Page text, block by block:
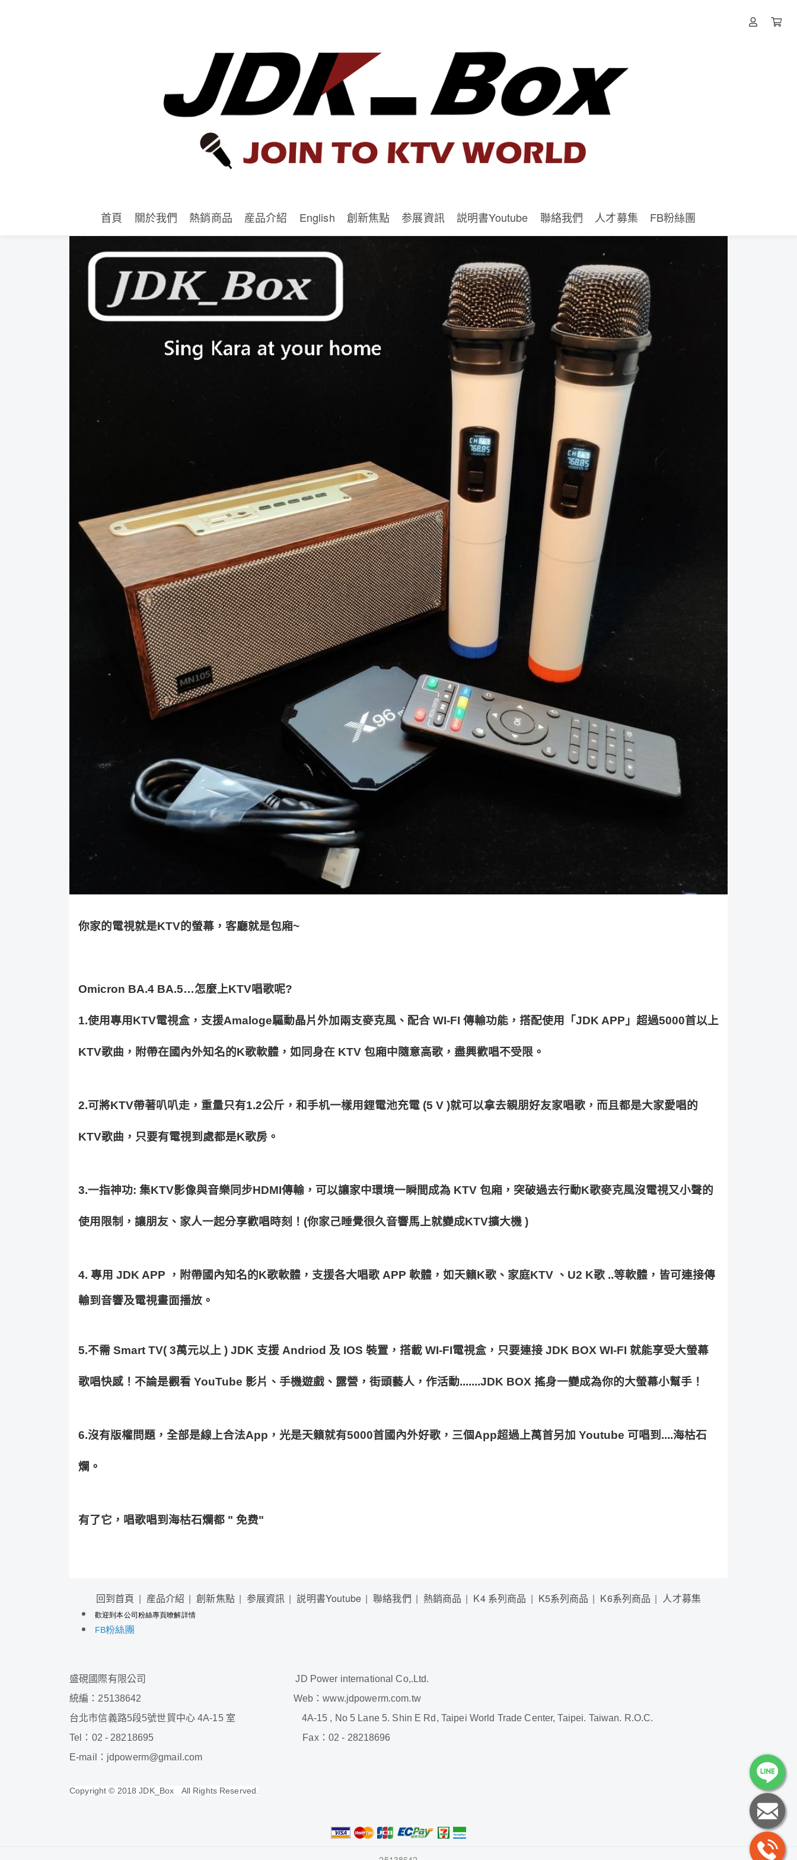
首頁 關於我們 熱銷商品 産品介紹 English 創新焦點 参展資訊 説明書Youtube 聯絡我們 人才募集 FB粉絲團
你家的電視就是KTV的螢幕，客廳就是包廂~
Omicron BA.4 BA.5…怎麼上KTV唱歌呢?
1.使用專用KTV電視盒，支援Amaloge驅動晶片外加兩支麥克風、配合 WI-FI 傳輸功能，搭配使用「JDK APP 」超過5000首以上
KTV歌曲，附帶在國內外知名的K歌軟體，如同身在 KTV 包廂中隨意高歌，盡興歡唱不受限。
2.可將KTV帶著叭叭走，重量只有1.2公斤，和手机一樣用鋰電池充電 (5 V )就可以拿去親朋好友家唱歌，而且都是大家愛唱的
KTV歌曲，只要有電視到處都是K歌房。
3.一指神功: 集KTV影像與音樂同步HDMI傳輸，可以讓家中環境一瞬間成為 KTV 包廂，突破過去行動K歌麥克風沒電視又小聲的
使用限制，讓朋友、家人一起分享歡唱時刻！ (你家己睡覺很久音響馬上就變成KTV擴大機 )
4. 專用 JDK APP ，附帶國內知名的K歌軟體，支援各大唱歌 APP 軟體，如天籟K歌、家庭KTV 、 U2 K歌 ..等軟體， 皆可連接傳
輸到音響及電視畫面播放。
5.不需 Smart TV( 3萬元以上 ) JDK 支援 Andriod 及 IOS 裝置，搭載 WI-FI電視盒，只要連接 JDK BOX WI-FI 就能享受大螢幕
歌唱快感！不論是觀看 YouTube 影片、手機遊戲、露營，街頭藝人，作活動.......JDK BOX 搖身一變成為你的大螢幕小幫手！
6.沒有版權問題，全部是線上合法App ，光是天籟就有5000首國內外好歌，三個App超過上萬首另加 Youtube 可唱到....海枯石
爛。
有了它，唱歌唱到海枯石爛都 " 免费"
回到首頁 産品介紹 創新焦點 参展資訊 説明書Youtube 聯絡我們 熱銷商品 K4 系列商品 K5系列商品 K6系列商品 人才募集
歡迎到本公司粉絲專頁暸解詳情
FB粉絲團
盛硯國際有限公司 JD Power international Co,.Ltd.
統編：25138642 Web ：www.jdpowerm.com.tw
台北市信義路5段5號世貿中心4A-15 室 4A-15 , No 5 Lane 5. Shin E Rd, Taipei World Trade Center, Taipei. Taiwan. R.O.C.
Tel
： 02 - 28218695 Fax： 02 - 28218696
E-mail
：jdpowerm@gmail.com
Copyright © 2018 JDK_Box All Rights Reserved.